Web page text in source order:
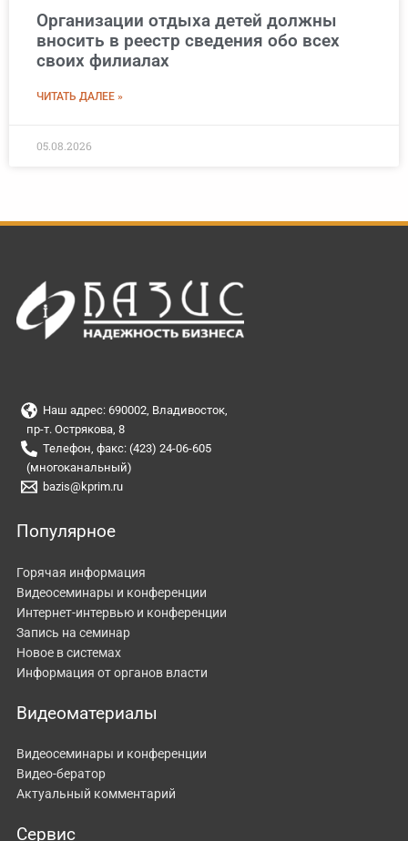
Организации отдыха детей должны
вносить в реестр сведения обо всех
своих филиалах
ЧИТАТЬ ДАЛЕЕ »
05.08.2026
Наш адрес: 690002, Владивосток,
пр-т. Острякова, 8
Телефон, факс: (423) 24-06-605
(многоканальный)
bazis@kprim.ru
Популярное
Горячая информация
Видеосеминары и конференции
Интернет-интервью и конференции
Запись на семинар
Новое в системах
Информация от органов власти
Видеоматериалы
Видеосеминары и конференции
Видео-бератор
Актуальный комментарий
Сервис